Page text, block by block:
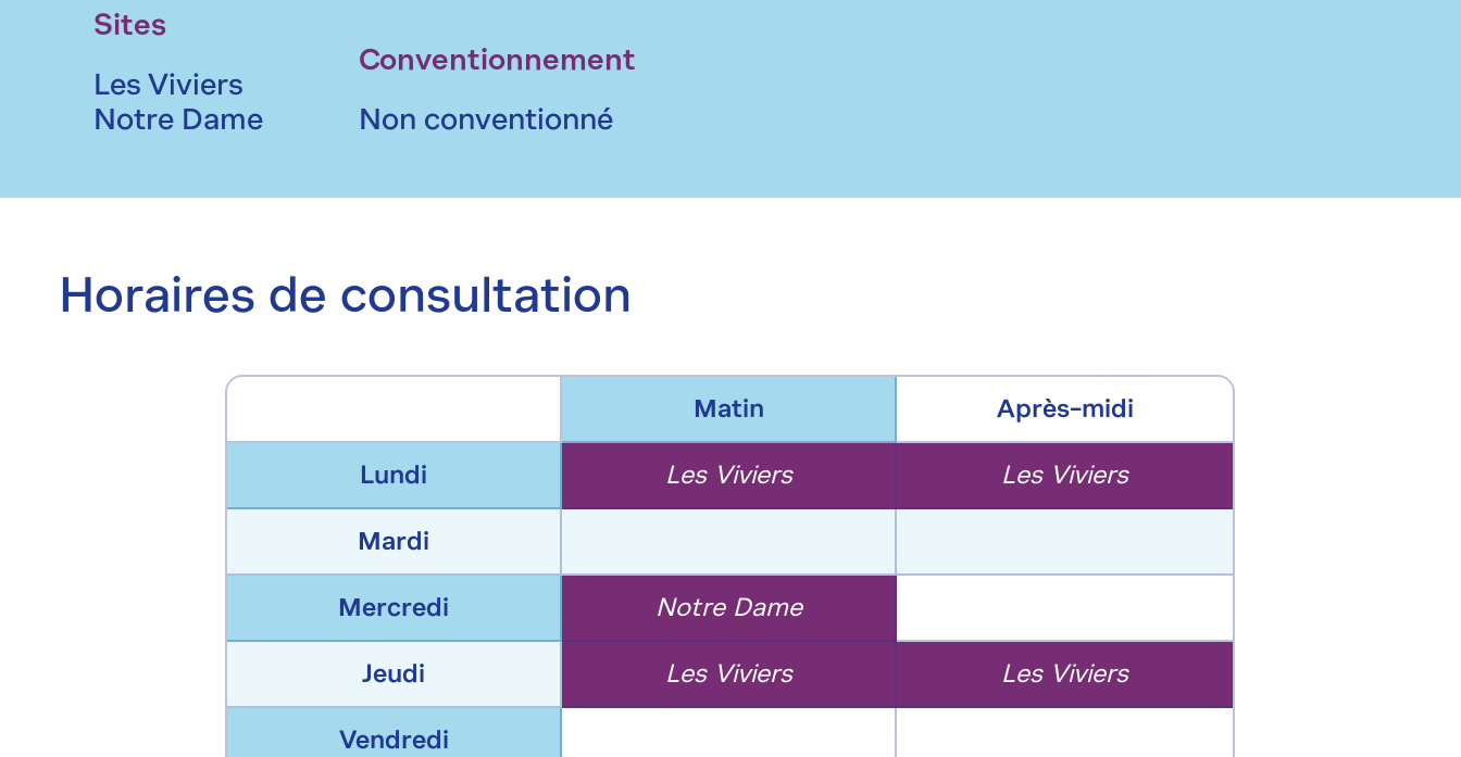
Sites
Les Viviers
Notre Dame
Conventionnement
Non conventionné
Horaires de consultation
Matin Après-midi
Lundi Les Viviers Les Viviers
Mardi
Mercredi Notre Dame
Jeudi Les Viviers Les Viviers
Vendredi